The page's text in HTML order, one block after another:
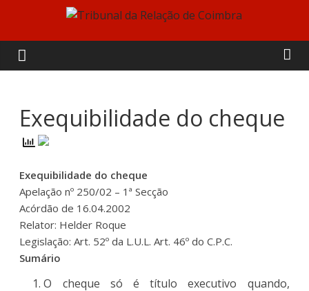
content
Tribunal
da
Relação
de
Coimbra
Exequibilidade do cheque
Exequibilidade do cheque
Apelação nº 250/02 – 1ª Secção
Acórdão de 16.04.2002
Relator: Helder Roque
Legislação: Art. 52º da L.U.L. Art. 46º do C.P.C.
Sumário
O cheque só é título executivo quando,